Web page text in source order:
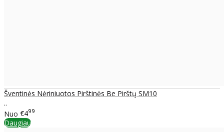
Šventinės Nėriniuotos Pirštinės Be Pirštų SM10
..
Nuo €499
Daugiau